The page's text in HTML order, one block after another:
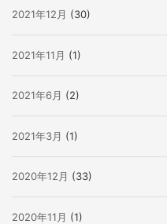
2021年12月 (30)
2021年11月 (1)
2021年6月 (2)
2021年3月 (1)
2020年12月 (33)
2020年11月 (1)